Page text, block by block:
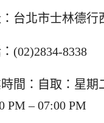
台北市士林德行
(02)2834-8338
間：自取：星期
PM – 07:00 PM